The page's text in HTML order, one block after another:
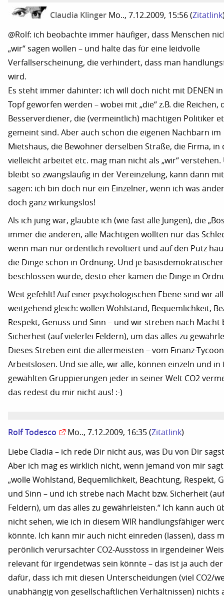
Claudia Klinger Mo.., 7.12.2009, 15:56 (Zitatlink
@Rolf: ich beobachte immer häufiger, dass Menschen
„wir“ sagen wollen – und halte das für eine leidvolle
Verfallserscheinung, die verhindert, dass man
wird.
Es steht immer dahinter: ich will doch nicht mit DENEN
Topf geworfen werden – wobei mit „die“ z.B. die Reichen,
Besserverdiener, die (vermeintlich) mächtigen Politiker
gemeint sind. Aber auch schon die eigenen Nachbarn im
Mietshaus, die Bewohner derselben Straße, die Firma, in
vielleicht arbeitet etc. mag man nicht als „wir“ verstehen.
bleibt so zwangsläufig in der Vereinzelung, kann dann
sagen: ich bin doch nur ein Einzelner, wenn ich was
doch ganz wirkungslos!
Als ich jung war, glaubte ich (wie fast alle Jungen), die
immer die anderen, alle Mächtigen wollten nur das
wenn man nur ordentlich revoltiert und auf den Putz
die Dinge schon in Ordnung. Und je
beschlossen würde, desto eher kämen die Dinge in
Weit gefehlt! Auf einer psychologischen Ebene sind wir
weitgehend gleich: wollen Wohlstand, Bequemlichkeit,
Respekt, Genuss und Sinn – und wir streben nach Macht
Sicherheit (auf vielerlei Feldern), um das alles zu
Dieses Streben eint die allermeisten – vom Finanz-
Arbeitslosen. Und sie alle, wir alle, können einzeln und in
gewählten Gruppierungen jeder in seiner Welt CO2
das redest du mir nicht aus! :-)
Rolf Todesco Mo.., 7.12.2009, 16:35 (Zitatlink)
Liebe Cladia – ich rede Dir nicht aus, was Du von Dir sagst
Aber ich mag es wirklich nicht, wenn jemand von mir
„wolle Wohlstand, Bequemlichkeit, Beachtung, Respekt,
und Sinn – und ich strebe nach Macht bzw. Sicherheit
Feldern), um das alles zu gewährleisten.“ Ich kann auch
nicht sehen, wie ich in diesem WIR handlungsfähiger
könnte. Ich kann mir auch nicht einreden (lassen), dass
perönlich verursachter CO2-Ausstoss in irgendeiner
relevant für irgendetwas sein könnte – das ist ja auch
dafür, dass ich mit diesen Unterscheidungen (viel CO2/
unabhängig von gesellschaftlichen Verhältnissen) nichts